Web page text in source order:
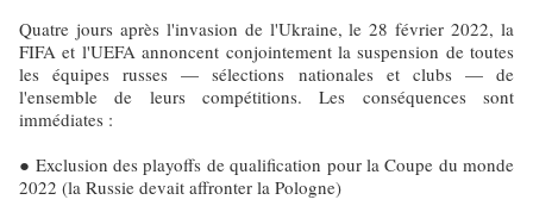
Quatre jours après l'invasion de l'Ukraine, le 28 février 2022, la
FIFA et l'UEFA annoncent conjointement la suspension de toutes
les équipes russes — sélections nationales et clubs — de
l'ensemble de leurs compétitions. Les conséquences sont
immédiates :
● Exclusion des playoffs de qualification pour la Coupe du monde
2022 (la Russie devait affronter la Pologne)